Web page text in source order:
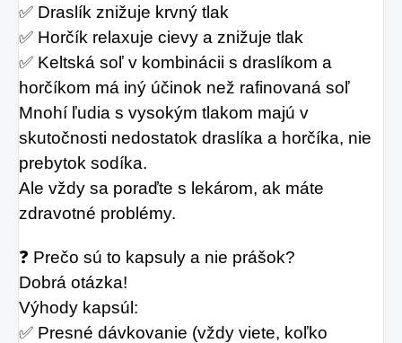
✅ Draslík znižuje krvný tlak
✅ Horčík relaxuje cievy a znižuje tlak
✅ Keltská soľ v kombinácii s draslíkom a
horčíkom má iný účinok než rafinovaná soľ
Mnohí ľudia s vysokým tlakom majú v
skutočnosti nedostatok draslíka a horčíka, nie
prebytok sodíka.
Ale vždy sa poraďte s lekárom, ak máte
zdravotné problémy.
❓ Prečo sú to kapsuly a nie prášok?
Dobrá otázka!
Výhody kapsúl:
✅ Presné dávkovanie (vždy viete, koľko